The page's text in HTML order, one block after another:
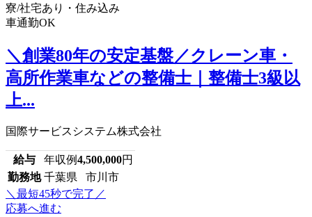
寮/社宅あり・住み込み
車通勤OK
＼創業80年の安定基盤／クレーン車・
高所作業車などの整備士｜整備士3級以
上...
国際サービスシステム株式会社
給与 年収例4,500,000円
勤務地 千葉県 市川市
＼最短45秒で完了／
応募へ進む